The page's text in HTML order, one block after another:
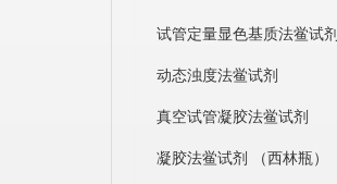
试管定量显色基质法鲎试剂
动态浊度法鲎试剂
真空试管凝胶法鲎试剂
凝胶法鲎试剂 （西林瓶）